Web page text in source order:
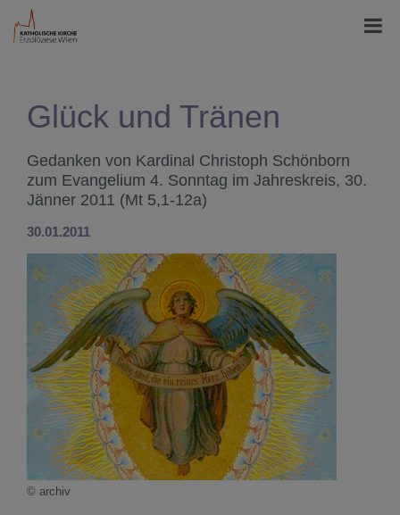
Glück und Tränen
Gedanken von Kardinal Christoph Schönborn
zum Evangelium 4. Sonntag im Jahreskreis, 30.
Jänner 2011 (Mt 5,1-12a)
30.01.2011
© archiv